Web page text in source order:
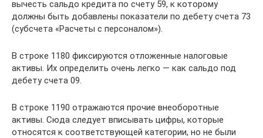
вычесть сальдо кредита по счету 59, к которому
должны быть добавлены показатели по дебету счета 73
(субсчета «Расчеты с персоналом»).
В строке 1180 фиксируются отложенные налоговые
активы. Их определить очень легко — как сальдо под
дебету счета 09.
В строке 1190 отражаются прочие внеоборотные
активы. Сюда следует вписывать цифры, которые
относятся к соответствующей категории, но не были